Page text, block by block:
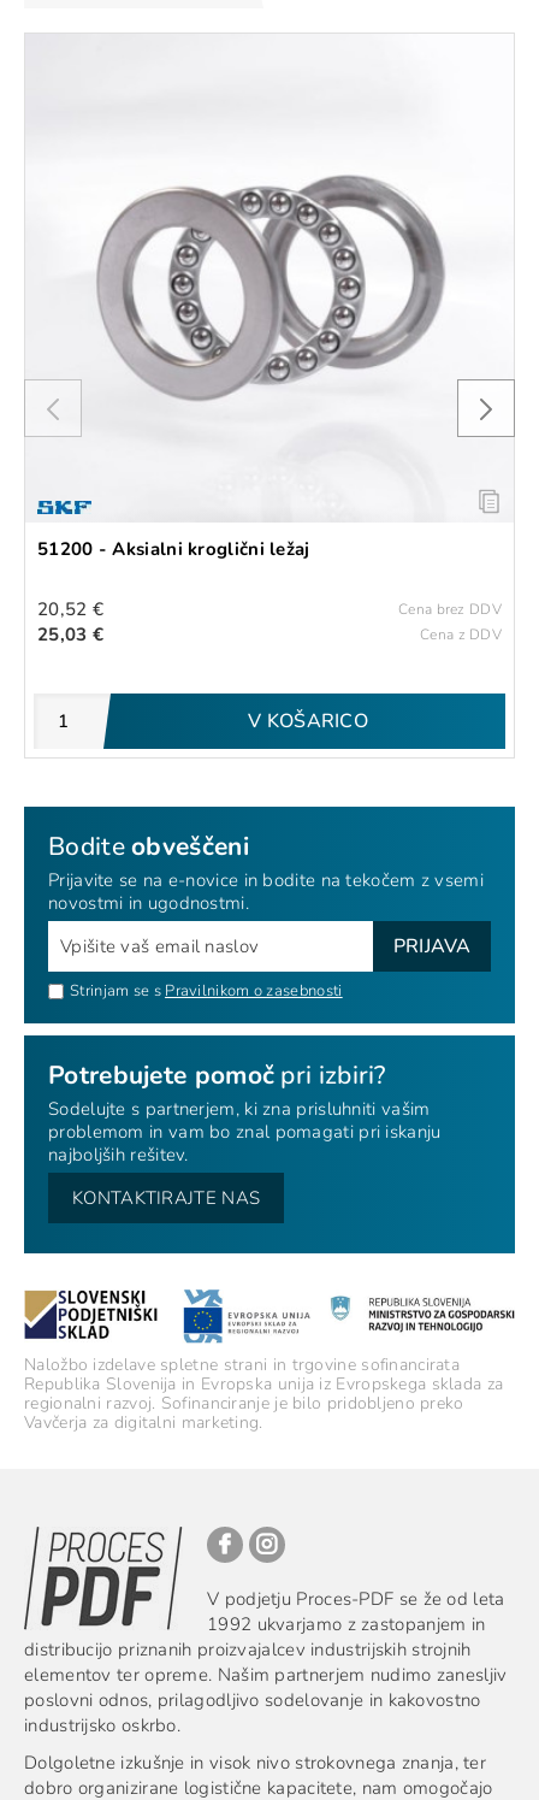
51200 - Aksialni kroglični ležaj
Cena brez DDV
20,52 €
Cena z DDV
25,03 €
V KOŠARICO
Boditeobveščeni
Prijavite se na e-novice in bodite na tekočem z vsemi
novostmi in ugodnostmi.
Strinjam se s Pravilnikom o zasebnosti
PRIJAVA
Potrebujete pomoč pri izbiri?
Sodelujte s partnerjem, ki zna prisluhniti vašim
problemom in vam bo znal pomagati pri iskanju
najboljših rešitev.
KONTAKTIRAJTE NAS
Naložbo izdelave spletne strani in trgovine sofinancirata
Republika Slovenija in Evropska unija iz Evropskega sklada za
regionalni razvoj. Sofinanciranje je bilo pridobljeno preko
Vavčerja za digitalni marketing.
V podjetju Proces-PDF se že od leta
1992 ukvarjamo z zastopanjem in
distribucijo priznanih proizvajalcev industrijskih strojnih
elementov ter opreme. Našim partnerjem nudimo zanesljiv
poslovni odnos, prilagodljivo sodelovanje in kakovostno
industrijsko oskrbo.
Dolgoletne izkušnje in visok nivo strokovnega znanja, ter
dobro organizirane logistične kapacitete, nam omogočajo